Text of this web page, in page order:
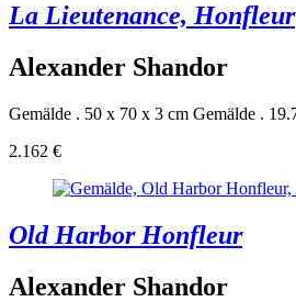
La Lieutenance, Honfleur
Alexander Shandor
Gemälde . 50 x 70 x 3 cm Gemälde .
2.162 €
Old Harbor Honfleur
Alexander Shandor